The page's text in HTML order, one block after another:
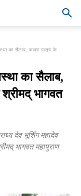
का सैलाब, कलश यात्रा के
का सैलाब,
भागवत
देव भूर्शिंग महादेव
भागवत महापुराण